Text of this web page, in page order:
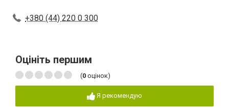
+380 (44) 220 0 300
Оцініть першим
(0 оцінок)
Я рекомендую